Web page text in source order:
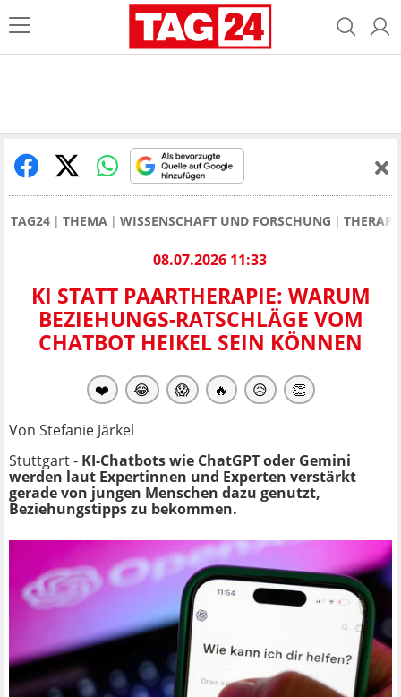
TAG24 THEMA WISSENSCHAFT UND FORSCHUNG
08.07.2026 11:33
KI STATT PAARTHERAPIE: WARUM
BEZIEHUNGS-RATSCHLÄGE VOM
CHATBOT HEIKEL SEIN KÖNNEN
❤️ 😂 😱 🔥 😥 👏
Von Stefanie Järkel
Stuttgart - KI-Chatbots wie ChatGPT oder Gemini
werden laut Expertinnen und Experten verstärkt
gerade von jungen Menschen dazu genutzt,
Beziehungstipps zu bekommen.